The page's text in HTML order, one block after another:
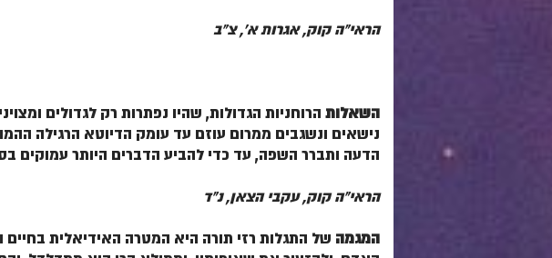
הראי"ה קוק, אגרות א', צ"ב
השאלות הרוחניות הגדולות, שהיו נפתרות רק לגדולים
נישאים ונשגבים ממרום עוזם עד עומק הדיוטא הרגילה
הדעה ותברר השפה, עד כדי להביע הדברים היותר עמוקים
הראי"ה קוק, עקבי הצאן, נ"ד
המגמה של התגלות רזי תורה היא המטרה האידיאלית